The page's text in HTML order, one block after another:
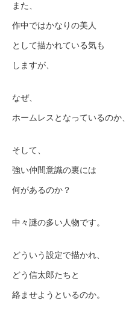
また、
作中ではかなりの美人
として描かれている気も
しますが、
なぜ、
ホームレスとなっているのか、
そして、
強い仲間意識の裏には
何があるのか？
中々謎の多い人物です。
どういう設定で描かれ、
どう信太郎たちと
絡ませようといるのか。